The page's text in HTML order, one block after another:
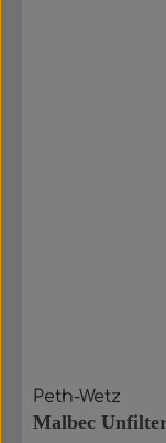
Peth-Wetz
Malbec